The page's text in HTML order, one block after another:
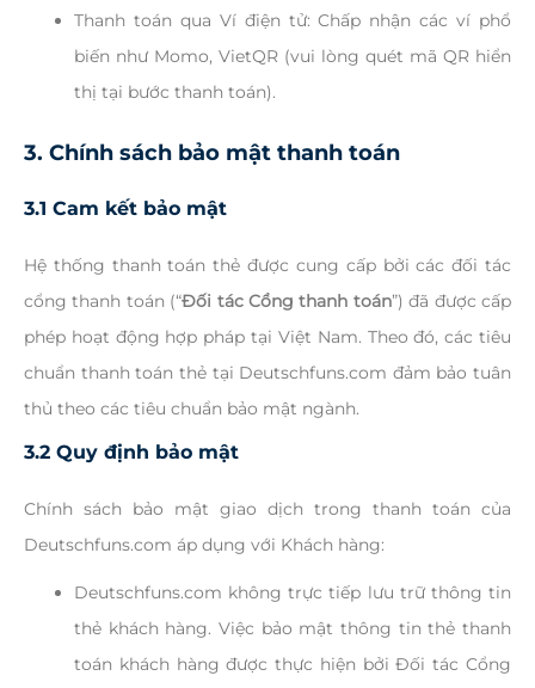
Thanh toán qua Ví điện tử: Chấp nhận các ví phổ
biến như Momo, VietQR (vui lòng quét mã QR hiển
thị tại bước thanh toán).
3. Chính sách bảo mật thanh toán
3.1 Cam kết bảo mật
Hệ thống thanh toán thẻ được cung cấp bởi các đối tác
cổng thanh toán (“Đối tác Cổng thanh toán”) đã được cấp
phép hoạt động hợp pháp tại Việt Nam. Theo đó, các tiêu
chuẩn thanh toán thẻ tại Deutschfuns.com đảm bảo tuân
thủ theo các tiêu chuẩn bảo mật ngành.
3.2 Quy định bảo mật
Chính sách bảo mật giao dịch trong thanh toán của
Deutschfuns.com áp dụng với Khách hàng:
Deutschfuns.com không trực tiếp lưu trữ thông tin
thẻ khách hàng. Việc bảo mật thông tin thẻ thanh
toán khách hàng được thực hiện bởi Đối tác Cổng